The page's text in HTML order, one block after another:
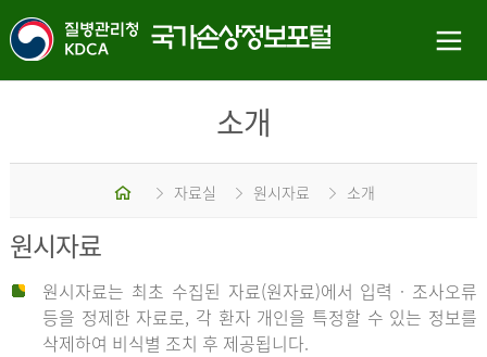
소개
홈 자료실 원시자료 소개
원시자료
원시자료는 최초 수집된 자료(원자료)에서 입력 · 조사오류
등을 정제한 자료로, 각 환자 개인을 특정할 수 있는 정보를
삭제하여 비식별 조치 후 제공됩니다.